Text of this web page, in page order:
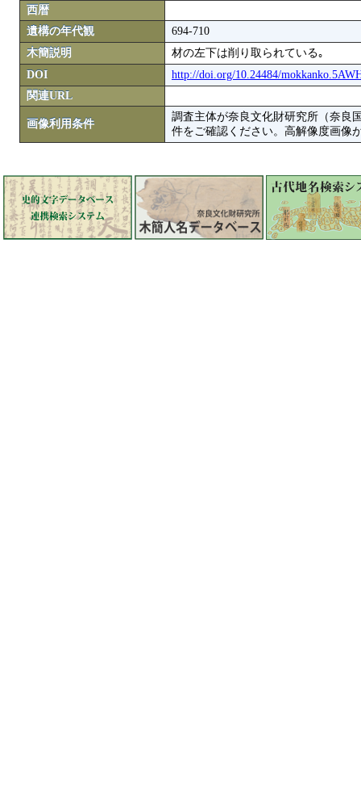
西暦
遺構の年代観
694-710
木簡説明
材の左下は削り取られている｡
DOI
http://doi.org/10.24484/
関連URL
画像利用条件
調査主体が奈良文化財研究所（奈良
件をご確認ください。高解像度画像